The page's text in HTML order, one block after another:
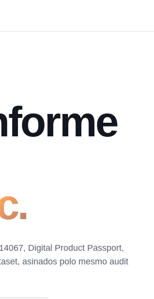
Digital Product Passport,
asinados polo mesmo audit